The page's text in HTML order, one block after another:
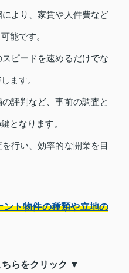
より、家賃や人件費など
能です。
ピードを速めるだけでな
ます。
評判など、事前の調査と
となります。
行い、効率的な開業を目
ト物件の種類や立地の
らをクリック ▼